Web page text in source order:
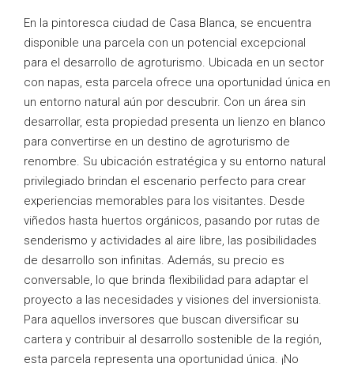
En la pintoresca ciudad de Casa Blanca, se encuentra
disponible una parcela con un potencial excepcional
para el desarrollo de agroturismo. Ubicada en un sector
con napas, esta parcela ofrece una oportunidad única en
un entorno natural aún por descubrir. Con un área sin
desarrollar, esta propiedad presenta un lienzo en blanco
para convertirse en un destino de agroturismo de
renombre. Su ubicación estratégica y su entorno natural
privilegiado brindan el escenario perfecto para crear
experiencias memorables para los visitantes. Desde
viñedos hasta huertos orgánicos, pasando por rutas de
senderismo y actividades al aire libre, las posibilidades
de desarrollo son infinitas. Además, su precio es
conversable, lo que brinda flexibilidad para adaptar el
proyecto a las necesidades y visiones del inversionista.
Para aquellos inversores que buscan diversificar su
cartera y contribuir al desarrollo sostenible de la región,
esta parcela representa una oportunidad única. ¡No